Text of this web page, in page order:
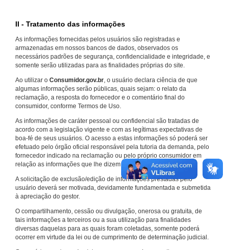
II - Tratamento das informações
As informações fornecidas pelos usuários são registradas e
armazenadas em nossos bancos de dados, observados os
necessários padrões de segurança, confidencialidade e integridade, e
somente serão utilizadas para as finalidades próprias do site.
Ao utilizar o Consumidor.gov.br, o usuário declara ciência de que
algumas informações serão públicas, quais sejam: o relato da
reclamação, a resposta do fornecedor e o comentário final do
consumidor, conforme Termos de Uso.
As informações de caráter pessoal ou confidencial são tratadas de
acordo com a legislação vigente e com as legítimas expectativas de
boa-fé de seus usuários. O acesso a estas informações só poderá ser
efetuado pelo órgão oficial responsável pela tutoria da demanda, pelo
fornecedor indicado na reclamação ou pelo próprio consumidor em
relação as informações que lhe dizem respeito.
A solicitação de exclusão/edição de informações prestadas pelo
usuário deverá ser motivada, devidamente fundamentada e submetida
à apreciação do gestor.
O compartilhamento, cessão ou divulgação, onerosa ou gratuita, de
tais informações a terceiros ou a sua utilização para finalidades
diversas daquelas para as quais foram coletadas, somente poderá
ocorrer em virtude da lei ou de cumprimento de determinação judicial.